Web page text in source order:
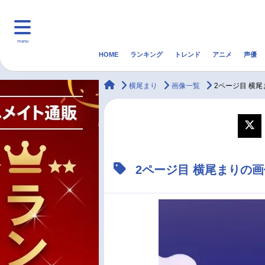
menu
マンガ・ラノベ 音楽
アニメ記事一覧
声優記事一覧
HOME ランキング トレンド アニメ 声優
animateTimes
横尾まり 画像一覧 2ページ目 横尾
2ページ目 横尾まりの